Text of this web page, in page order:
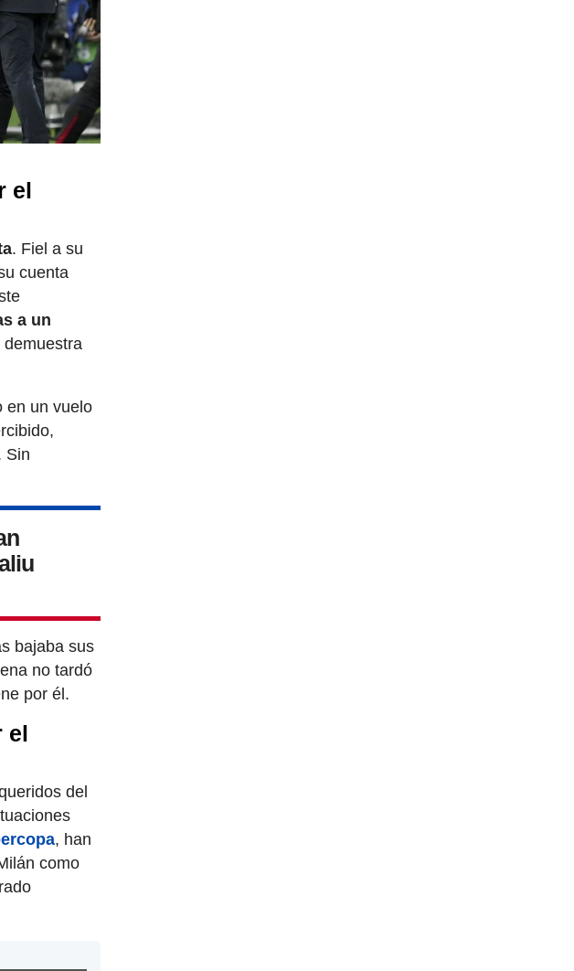
el
. Fiel a su
cuenta
a un
demuestra
en un vuelo
Sin
bajaba sus
no tardó
por él.
el
del
, han
como